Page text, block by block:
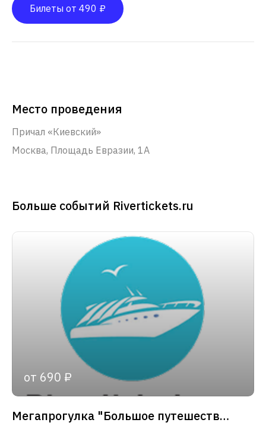
Билеты от 490 ₽
Место проведения
Причал «Киевский»
Москва, Площадь Евразии, 1А
Больше событий Rivertickets.ru
от 690 ₽
Мегапрогулка "Большое путешествие по Москве-реке!"